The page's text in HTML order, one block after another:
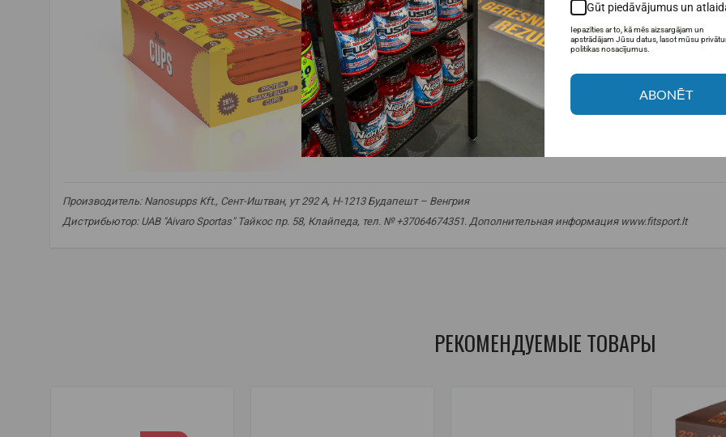
Производитель: Nanosupps Kft., Сент-Иштван, ут 292 A, H-1213 Будапешт – Венгрия
Дистрибьютор: UAB "Aivaro Sportas" Тайкос пр. 58, Клайпеда, тел. № +37064674351. Дополнительная информация www.fitsport.lt​
РЕКОМЕНДУЕМЫЕ ТОВАРЫ
Gūt piedāvājumus un
Iepazīties ar to, kā mēs aizsargājam un
apstrādājam Jūsu datus, lasot mūsu
politikas nosacījumus.
ABONĒT